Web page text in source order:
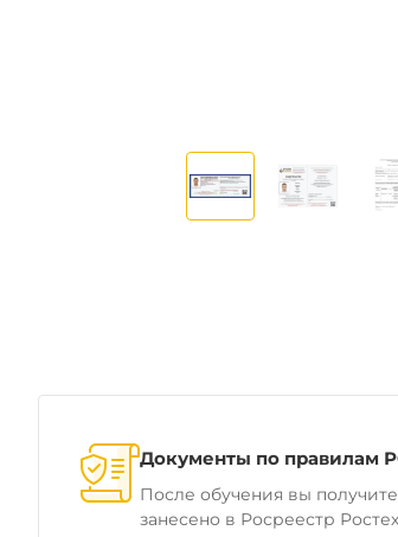
Документы по правилам
После обучения вы
занесено в Росреестр